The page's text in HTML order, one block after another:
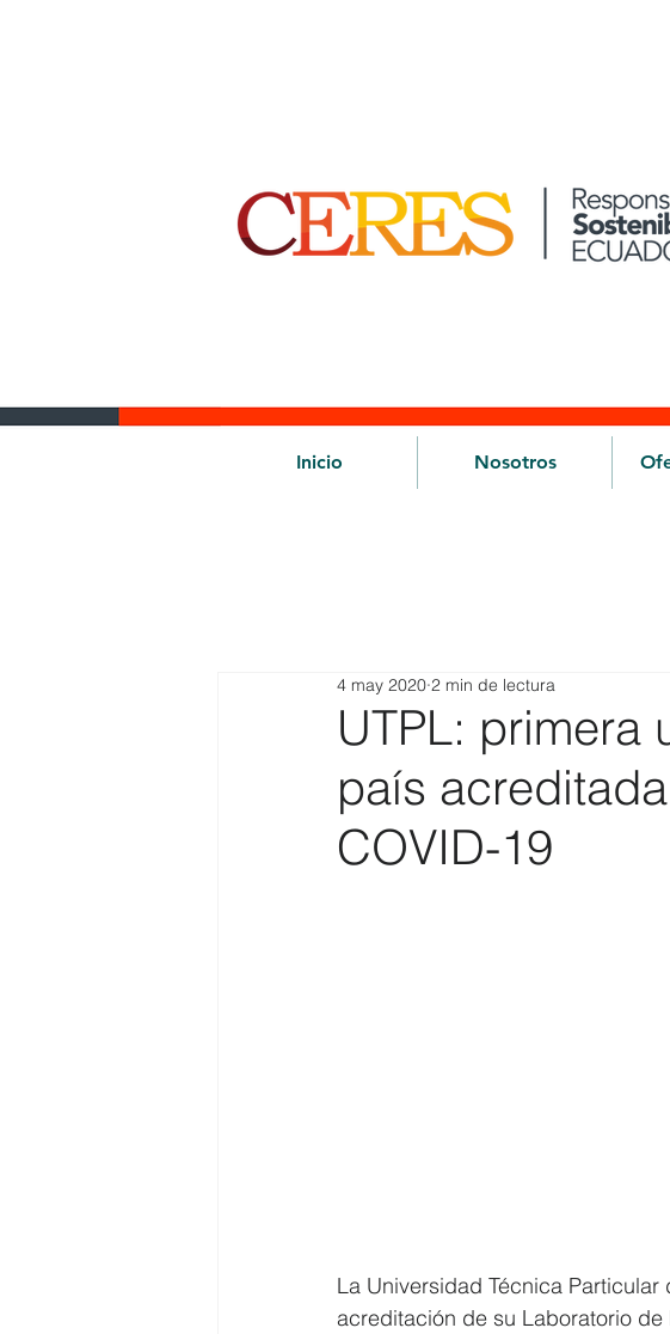
Inicio Nosotros
UTPL: primera
país
COVID-19
4 may 2020 2 min de lectura
La Universidad Técnica
acreditación de su Laboratorio